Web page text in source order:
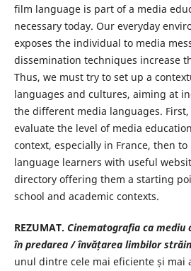
film language is part of a media
necessary today. Our everyday
exposes the individual to media
dissemination techniques increase
Thus, we must try to set up a
languages and cultures, aiming at
the different media languages.
evaluate the level of media
context, especially in France, then
language learners with useful
directory offering them a starting
school and academic contexts.
REZUMAT. Cinematografia ca mediu
în predarea /învățarealimbilor
unul dintre cele mai eficiente și mai